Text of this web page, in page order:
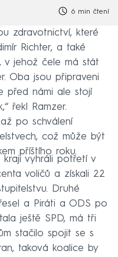
6 min čtení
zdravotnictví, které
Richter, a také
v jehož čele má stát
Oba jsou připraveni
před námi ale stojí
řekl Ramzer.
po schválení
což může být
příštího roku.
kraji vyhráli potřetí v
voličů a získali 22
Druhé
a Piráti a ODS po
ještě SPD, má tři
stačilo spojit se s
taková koalice by